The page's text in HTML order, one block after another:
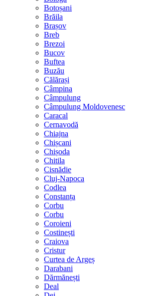
Botoșani
Brăila
Brașov
Breb
Brezoi
Bucov
Buftea
Buzău
Călărași
Câmpina
Câmpulung
Câmpulung Moldovenesc
Caracal
Cernavodă
Chiajna
Chișcani
Chișoda
Chitila
Cisnădie
Cluj-Napoca
Codlea
Constanța
Corbu
Corbu
Coroieni
Costinești
Craiova
Cristur
Curtea de Argeș
Darabani
Dărmănești
Deal